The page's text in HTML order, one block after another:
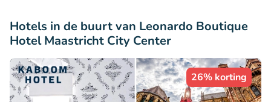
Hotels in de buurt van Leonardo Boutique
Hotel Maastricht City Center
26% korting